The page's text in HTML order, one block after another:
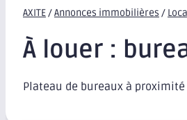
AXITE/Annonces immobilières /
À louer :
Plateau de bureaux à